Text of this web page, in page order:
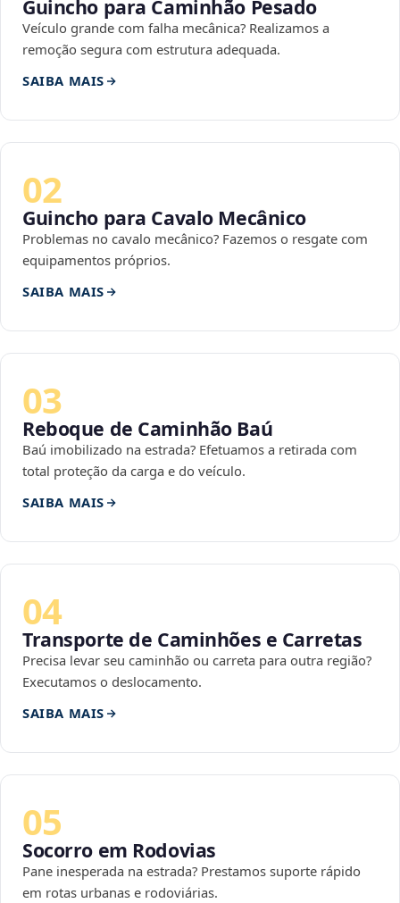
Guincho para Caminhão Pesado
Veículo grande com falha mecânica? Realizamos a
remoção segura com estrutura adequada.
SAIBA MAIS
02
Guincho para Cavalo Mecânico
Problemas no cavalo mecânico? Fazemos o resgate com
equipamentos próprios.
SAIBA MAIS
03
Reboque de Caminhão Baú
Baú imobilizado na estrada? Efetuamos a retirada com
total proteção da carga e do veículo.
SAIBA MAIS
04
Transporte de Caminhões e Carretas
Precisa levar seu caminhão ou carreta para outra região?
Executamos o deslocamento.
SAIBA MAIS
05
Socorro em Rodovias
Pane inesperada na estrada? Prestamos suporte rápido
em rotas urbanas e rodoviárias.